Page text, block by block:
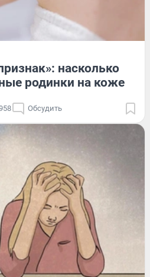
насколько
родинки на коже
Обсудить